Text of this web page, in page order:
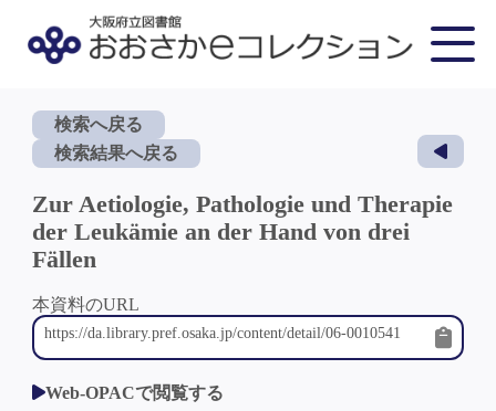
検索へ戻る
検索結果へ戻る
Zur Aetiologie, Pathologie und Therapie
der Leukämie an der Hand von drei
Fällen
本資料のURL
Web-OPACで閲覧する